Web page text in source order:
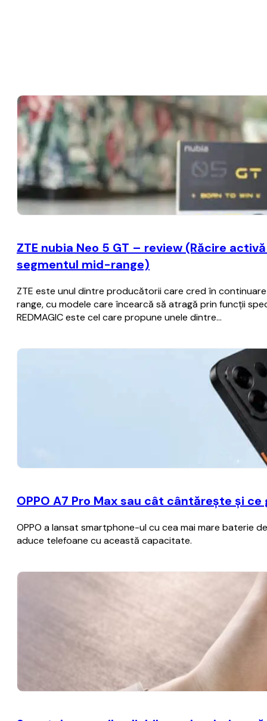
ZTE nubia Neo 5 GT – review (Răcire
segmentul mid-range)
ZTE este unul dintre producătorii care cred în
range, cu modele care încearcă să atragă prin funcții
REDMAGIC este cel care propune unele dintre…
OPPO A7 Pro Max sau cât cântărește și
OPPO a lansat smartphone-ul cu cea mai mare baterie
aduce telefoane cu această capacitate.